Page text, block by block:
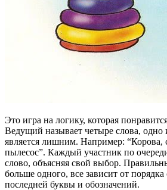
Это игра на логику, которая
Ведущий называет четыре слова, одно
является лишним. Например: “Корова,
пылесос”. Каждый участник по
слово, объясняя свой выбор.
больше одного, все зависит от
последней буквы и обозначений.